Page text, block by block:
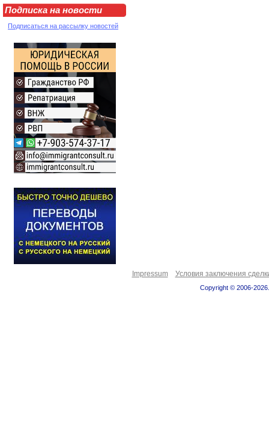
Подписка на новости
Подписаться на рассылку новостей
Impressum Условия заключения
Copyright © 2006-